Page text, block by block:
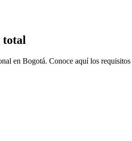
total
en Bogotá. Conoce aquí los